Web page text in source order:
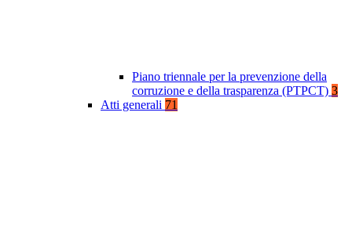
Piano triennale per la prevenzione della
corruzione e della trasparenza (PTPCT) 3
Atti generali 71